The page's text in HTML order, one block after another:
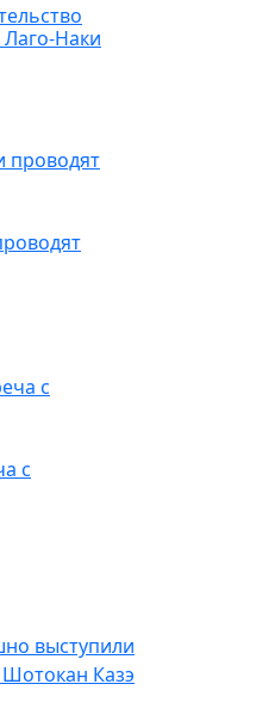
Лаго-Наки
с